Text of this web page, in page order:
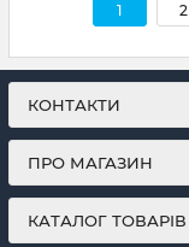
1 2
КОНТАКТИ
ПРО МАГАЗИН
КАТАЛОГ ТОВАРІВ